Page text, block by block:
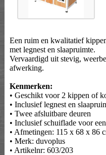
Een ruim en kwalitatief
met legnest en slaapruimte.
Vervaardigd uit stevig,
afwerking.
Kenmerken:
• Geschikt voor 2 kippen of
• Inclusief legnest en
• Twee afsluitbare deuren
• Inclusief schuiflade voor
• Afmetingen: 115 x 68 x 86
• Merk: duvoplus
• Artikelnr: 603/203